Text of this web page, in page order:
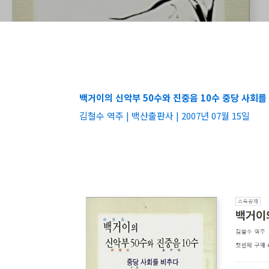
백거이의 신악부 50수와 진중음 10수 중당 사회를
김철수 역주 | 백산출판사 | 2007년 07월 15일